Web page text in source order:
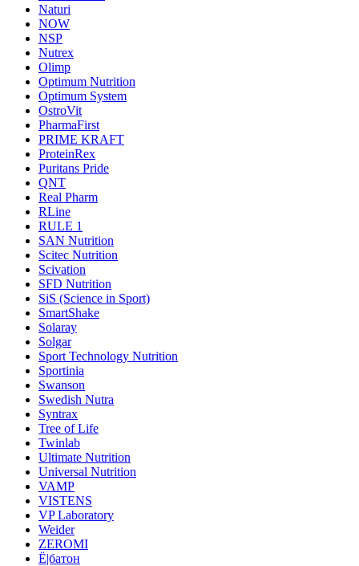
Naturi
NOW
NSP
Nutrex
Olimp
Optimum Nutrition
Optimum System
OstroVit
PharmaFirst
PRIME KRAFT
ProteinRex
Puritans Pride
QNT
Real Pharm
RLine
RULE 1
SAN Nutrition
Scitec Nutrition
Scivation
SFD Nutrition
SiS (Science in Sport)
SmartShake
Solaray
Solgar
Sport Technology Nutrition
Sportinia
Swanson
Swedish Nutra
Syntrax
Tree of Life
Twinlab
Ultimate Nutrition
Universal Nutrition
VAMP
VISTENS
VP Laboratory
Weider
ZEROMI
Ё|батон